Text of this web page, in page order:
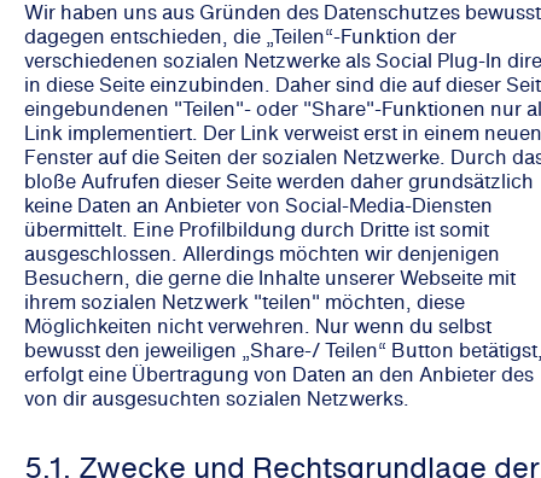
Wir haben uns aus Gründen des Datenschutzes bewusst
dagegen entschieden, die „Teilen“-Funktion der
verschiedenen sozialen Netzwerke als Social Plug-In
in diese Seite einzubinden. Daher sind die auf dieser
eingebundenen "Teilen"- oder "Share"-Funktionen nur
Link implementiert. Der Link verweist erst in einem neuen
Fenster auf die Seiten der sozialen Netzwerke. Durch
bloße Aufrufen dieser Seite werden daher grundsätzlich
keine Daten an Anbieter von Social-Media-Diensten
übermittelt. Eine Profilbildung durch Dritte ist somit
ausgeschlossen. Allerdings möchten wir denjenigen
Besuchern, die gerne die Inhalte unserer Webseite mit
ihrem sozialen Netzwerk "teilen" möchten, diese
Möglichkeiten nicht verwehren. Nur wenn du selbst
bewusst den jeweiligen „Share-/ Teilen“ Button
erfolgt eine Übertragung von Daten an den Anbieter des
von dir ausgesuchten sozialen Netzwerks.
5.1. Zwecke und Rechtsgrundlage der